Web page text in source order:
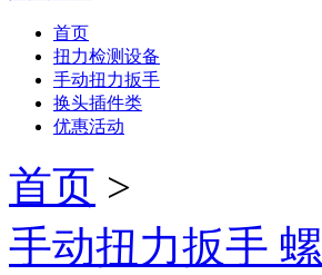
首页
扭力检测设备
手动扭力扳手
换头插件类
优惠活动
首页 >
手动扭力扳手